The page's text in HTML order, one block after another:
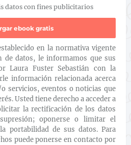
datos con fines publicitarios
en la normativa vigente
de datos, le informamos que sus
Laura Fuster Sebastián con la
información relacionada acerca
servicios, eventos o noticias que
Usted tiene derecho a acceder a
la rectificación de los datos
oponerse o limitar el
portabilidad de sus datos. Para
puede ponerse en contacto por